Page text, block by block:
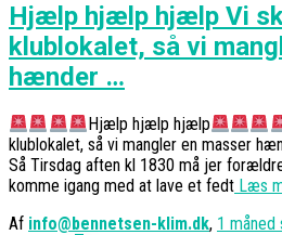
Hjælp hjælp hjælp Vi
klublokalet, så vi
hænder …
Hjælp hjælp hjælp
klublokalet, så vi mangler en masser
Så Tirsdag aften kl 1830 må jer
komme igang med at lave et fedt Læs
Af info@bennetsen-klim.dk, 1 måned